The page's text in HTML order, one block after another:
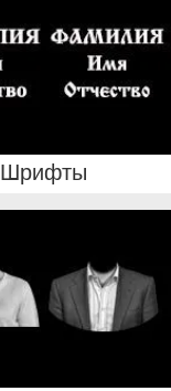
Шрифты